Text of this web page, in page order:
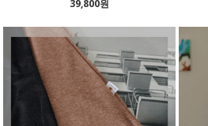
39,800원